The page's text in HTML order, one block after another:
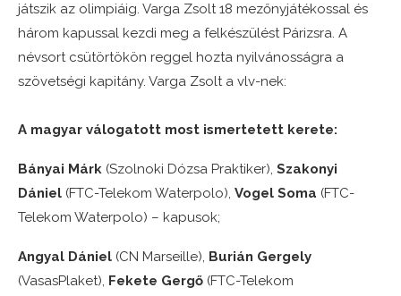
játszik az olimpiáig. Varga Zsolt 18 mezőnyjátékossal és
három kapussal kezdi meg a felkészülést Párizsra. A
névsort csütörtökön reggel hozta nyilvánosságra a
szövetségi kapitány. Varga Zsolt a vlv-nek:
A magyar válogatott most ismertetett kerete:
Bányai Márk (Szolnoki Dózsa Praktiker), Szakonyi
Dániel (FTC-Telekom Waterpolo), Vogel Soma (FTC-
Telekom Waterpolo) – kapusok;
Angyal Dániel (CN Marseille), Burián Gergely
(VasasPlaket), Fekete Gergő (FTC-Telekom